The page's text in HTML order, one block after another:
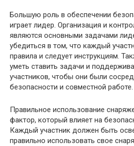
Большую роль в обеспечении
играет лидер. Организация и
являются основными задачами
убедиться в том, что каждый
правила и следует инструкциям.
уметь ставить задачи и
участников, чтобы они были
безопасности и совместной работе.
Правильное использование
фактор, который влияет на
Каждый участник должен быть
правильно использовать свое